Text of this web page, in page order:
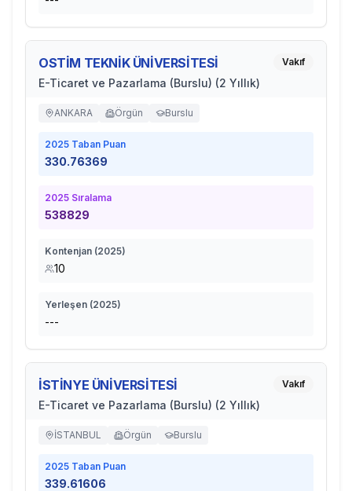
OSTİM TEKNİK ÜNİVERSİTESİ
E-Ticaret ve Pazarlama (Burslu) (2 Yıllık)
Vakıf
ANKARA Örgün Burslu
2025 Taban Puan
330.76369
2025 Sıralama
538829
Kontenjan (2025)
10
Yerleşen (2025)
---
İSTİNYE ÜNİVERSİTESİ
E-Ticaret ve Pazarlama (Burslu) (2 Yıllık)
Vakıf
İSTANBUL Örgün Burslu
2025 Taban Puan
339.61606